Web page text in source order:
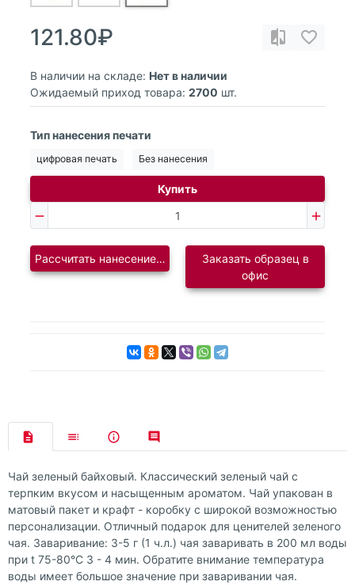
121.80₽
В наличии на складе: Нет в наличии
Ожидаемый приход товара: 2700 шт.
Тип нанесения печати
цифровая печать Без нанесения
Купить
Рассчитать нанесение логотипаЗаказать образец в
офис
Чай зеленый байховый. Классический зеленый чай с
терпким вкусом и насыщенным ароматом. Чай упакован в
матовый пакет и крафт - коробку с широкой возможностью
персонализации. Отличный подарок для ценителей зеленого
чая. Заваривание: 3-5 г (1 ч.л.) чая заваривать в 200 мл воды
при t 75-80°С 3 - 4 мин. Обратите внимание температура
воды имеет большое значение при заваривании чая.